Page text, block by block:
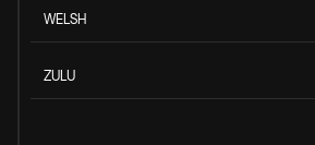
WELSH
ZULU